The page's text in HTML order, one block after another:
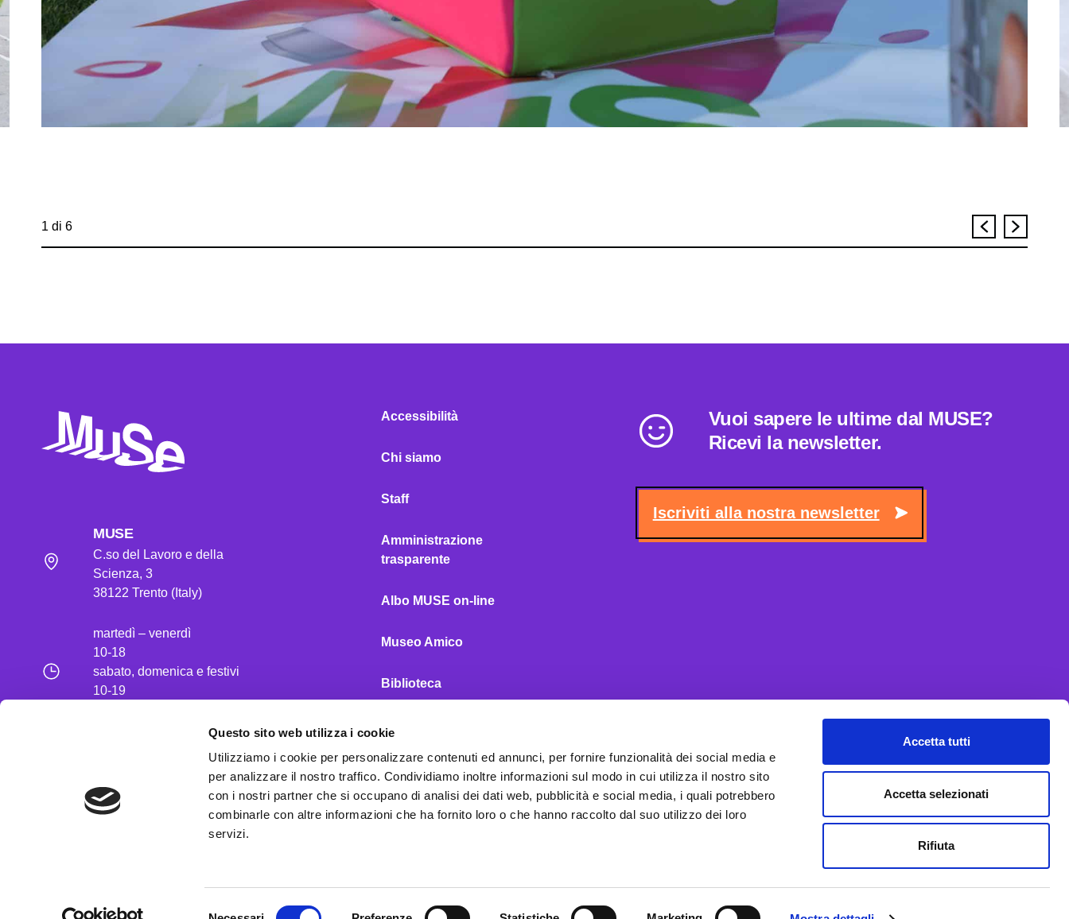
Questo sito web utilizza i cookie
Utilizziamo i cookie per personalizzare contenuti ed annunci, per fornire funzionalità dei social media e
per analizzare il nostro traffico. Condividiamo inoltre informazioni sul modo in cui utilizza il nostro sito
con i nostri partner che si occupano di analisi dei dati web, pubblicità e social media, i quali potrebbero
combinarle con altre informazioni che ha fornito loro o che hanno raccolto dal suo utilizzo dei loro
servizi.
Accetta tutti
Accetta selezionati
Rifiuta
1 di 6
MUSE
C.so del Lavoro e della
Scienza, 3
38122 Trento (Italy)
martedì – venerdì
10-18
sabato, domenica e festivi
10-19
PEC
museodellescienze@pec.it
Accessibilità
Chi siamo
Staff
Amministrazione
trasparente
Albo MUSE on-line
Museo Amico
Biblioteca
MUSE Shop
Contatti
Vuoi sapere le ultime dal MUSE?
Ricevi la newsletter.
Iscriviti alla nostra newsletter
Seguici